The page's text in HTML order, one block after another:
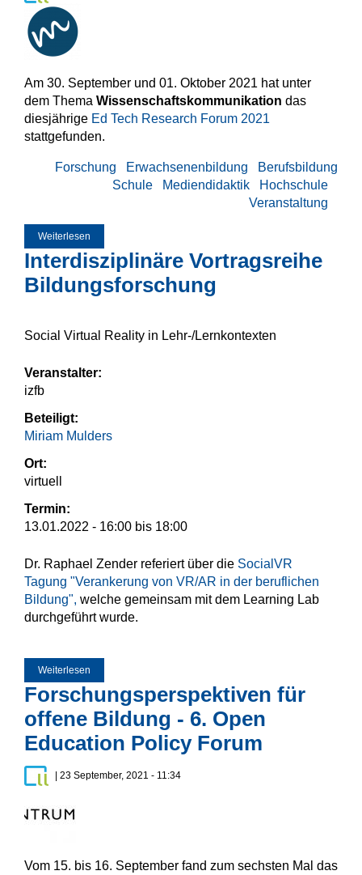
Am 30. September und 01. Oktober 2021 hat unter
dem Thema Wissenschaftskommunikation das
diesjährige Ed Tech Research Forum 2021
stattgefunden.
Berufsbildung
Erwachsenenbildung
Forschung
Hochschule
Mediendidaktik
Schule
Veranstaltung
Weiterlesen
Interdisziplinäre Vortragsreihe
Bildungsforschung
Social Virtual Reality in Lehr-/Lernkontexten
Veranstalter:
izfb
Beteiligt:
Miriam Mulders
Ort:
virtuell
Termin:
13.01.2022 - 16:00 bis 18:00
Dr. Raphael Zender referiert über die SocialVR
Tagung "Verankerung von VR/AR in der beruflichen
Bildung", welche gemeinsam mit dem Learning Lab
durchgeführt wurde.
Weiterlesen
Forschungsperspektiven für
offene Bildung - 6. Open
Education Policy Forum
| 23 September, 2021 - 11:34
Vom 15. bis 16. September fand zum sechsten Mal das